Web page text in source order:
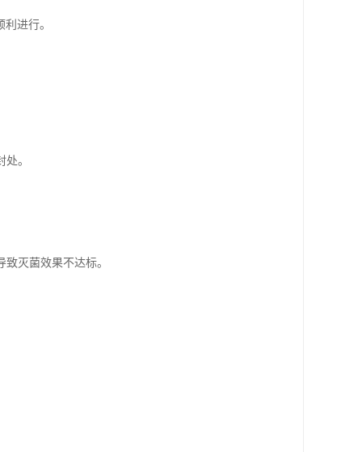
进行。
。
灭菌效果不达标。